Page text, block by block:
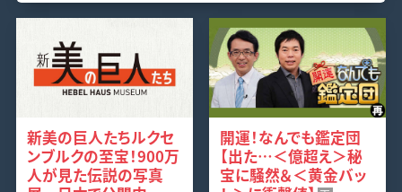
新美の巨人たちルクセ
ンブルクの至宝！900万
人が見た伝説の写真
開運！なんでも鑑定団
【出た…＜億超え＞秘
宝に騒然＆＜黄金バッ